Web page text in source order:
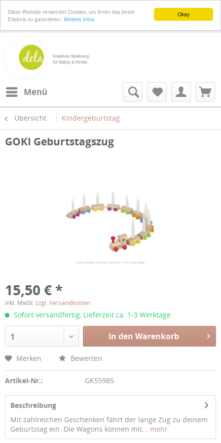
Okay
Diese Website verwendet Cookies, um Ihnen das beste
Erlebnis zu garantieren. Weitere Infos
Menü
Übersicht Kindergeburtstag
GOKI Geburtstagszug
15,50 € *
inkl. MwSt. zzgl. Versandkosten
Sofort versandfertig, Lieferzeit ca. 1-3 Werktage
1 In den Warenkorb
Merken Bewerten
Artikel-Nr.: GK55985
Beschreibung
Mit zahlreichen Geschenken fährt der lange Zug zu deinem
Geburtstag ein. Die Wagons können mit... mehr